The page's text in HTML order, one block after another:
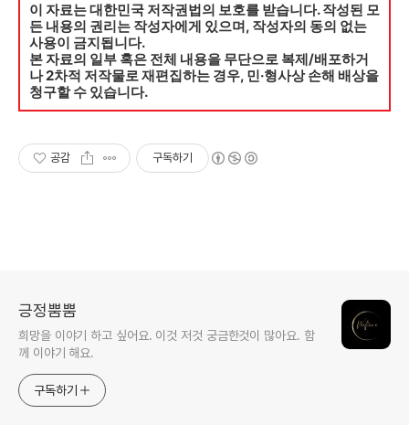
이 자료는 대한민국 저작권법의 보호를 받습니다. 작성된 모
든 내용의 권리는 작성자에게 있으며, 작성자의 동의 없는
사용이 금지됩니다.
본 자료의 일부 혹은 전체 내용을 무단으로 복제/배포하거
나 2차적 저작물로 재편집하는 경우, 민·형사상 손해 배상을
청구할 수 있습니다.
공감 구독하기
긍정뿜뿜
희망을 이야기 하고 싶어요. 이것 저것 궁금한것이 많아요. 함
께 이야기 해요.
구독하기